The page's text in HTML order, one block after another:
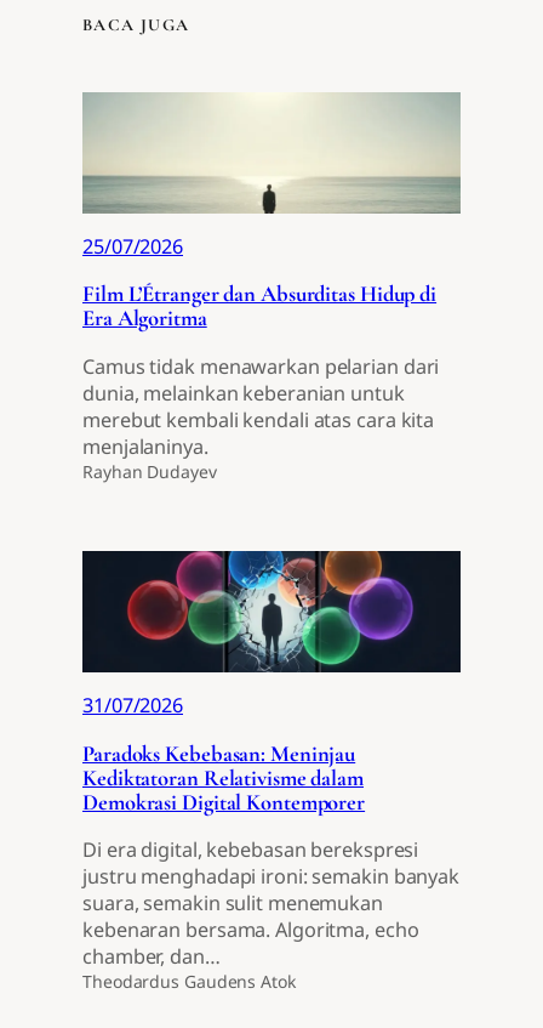
BACA JUGA
25/07/2026
Film L’Étranger dan Absurditas Hidup di
Era Algoritma
Camus tidak menawarkan pelarian dari
dunia, melainkan keberanian untuk
merebut kembali kendali atas cara kita
menjalaninya.
Rayhan Dudayev
31/07/2026
Paradoks Kebebasan: Meninjau
Kediktatoran Relativisme dalam
Demokrasi Digital Kontemporer
Di era digital, kebebasan berekspresi
justru menghadapi ironi: semakin banyak
suara, semakin sulit menemukan
kebenaran bersama. Algoritma, echo
chamber, dan…
Theodardus Gaudens Atok